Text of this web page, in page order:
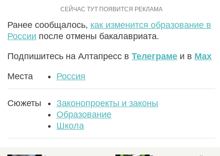
Ранее сообщалось, как изменится образование в
России после отмены бакалавриата.
Подпишитесь на Алтапресс в Телеграме и в Max
Места Россия
Сюжеты
Законопроекты и законы
Образование
Школа